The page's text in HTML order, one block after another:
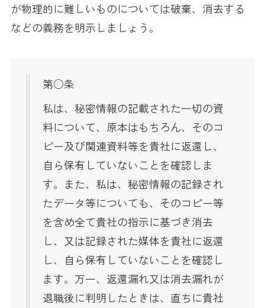
が物理的に難しいものについては破棄、消去する
などの義務を明示しましょう。
第○条
私は、秘密情報の記載された一切の資
料について、原本はもちろん、そのコ
ピー及び関連資料等を貴社に返還し、
自ら保有していないことを確認しま
す。また、私は、秘密情報の記録され
たデータ等についても、そのコピー等
を含め全て貴社の指示に基づき消去
し、又は記録された媒体を貴社に返還
し、自ら保有していないことを確認し
ます。万一、返還漏れ又は消去漏れが
退職後に判明したときは、直ちに貴社